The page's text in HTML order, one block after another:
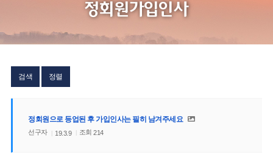
정회원가입인사
검색 정렬
정회원으로 등업된 후 가입인사는 필히 남겨주세요
선구자 19.3.9 조회214